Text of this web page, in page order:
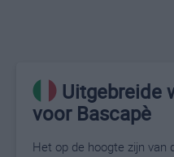
Uitgebreide
voor Bascapè
Het op de hoogte zijn